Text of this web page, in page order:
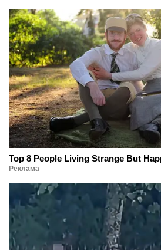
Top 8 People Living Strange But
Реклама